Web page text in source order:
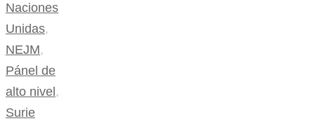
Naciones
Unidas,
NEJM,
Pánel de
alto nivel ,
Surie